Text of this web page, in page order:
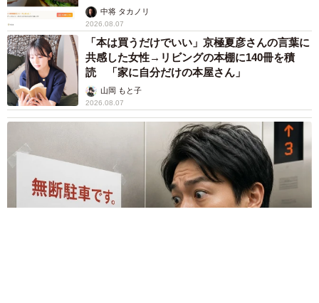
中将 タカノリ
2026.08.07
「本は買うだけでいい」京極夏彦さんの言葉に
共感した女性→リビングの本棚に140冊を積
読 「家に自分だけの本屋さん」
山岡 もと子
2026.08.07